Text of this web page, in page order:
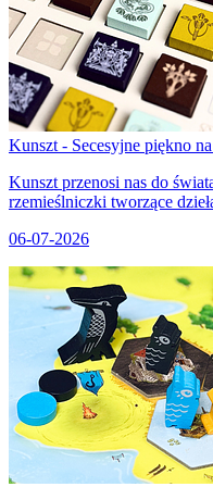
Kunszt - Secesyjne piękno
Kunszt przenosi nas do
rzemieślniczki tworzące
06-07-2026